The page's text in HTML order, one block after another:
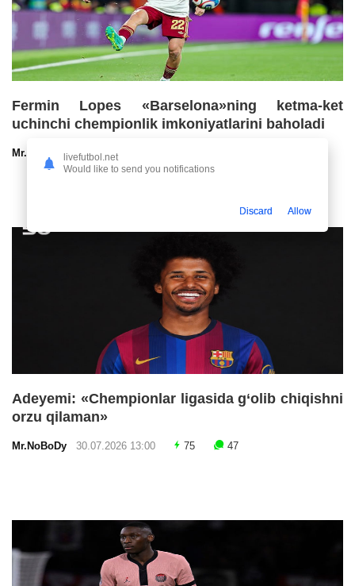
Fermin Lopes «Barselona»ning ketma-ket
uchinchi chempionlik imkoniyatlarini baholadi
Mr.NoBoDy30.07.2026 13:00
Adeyemi: «Chempionlar ligasida g‘olib chiqishni
orzu qilaman»
Mr.NoBoDy 30.07.2026 13:00 75 47
livefutbol.net
Would like to send you notifications
Discard Allow